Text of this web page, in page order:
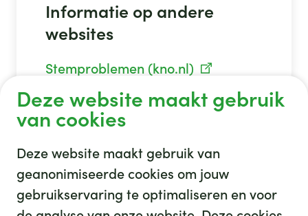
Informatie op andere
websites
Stemproblemen (kno.nl)
Deze website maakt gebruik
van cookies
Deze website maakt gebruik van
geanonimiseerde cookies om jouw
gebruikservaring te optimaliseren en voor
GHZ